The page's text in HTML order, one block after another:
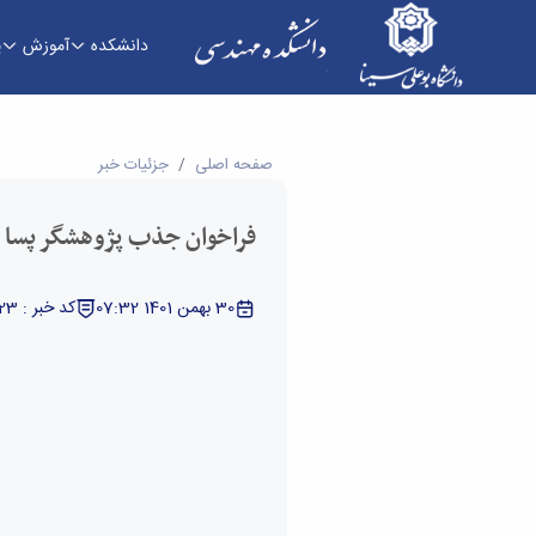
دانشکده آموزش
فراخوان جذب پژوهشگر پسا دکتری دانشگاه
صفحه اصلی جزئیات خبر
فراخوان جذب پژوهشگر پسا
30 بهمن 1401 07:32 کد خبر : 5328323